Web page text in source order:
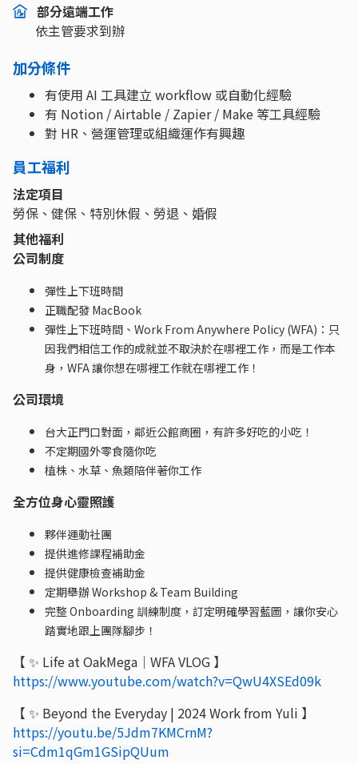
部分遠端工作
依主管要求到辦
加分條件
有使用 AI 工具建立 workflow 或自動化經驗
有 Notion / Airtable / Zapier / Make 等工具經驗
對 HR、營運管理或組織運作有興趣
員工福利
法定項目
勞保、健保、特別休假、勞退、婚假
其他福利
公司制度
彈性上下班時間
正職配發 MacBook
彈性上下班時間、Work From Anywhere Policy (WFA)：只
因我們相信工作的成就並不取決於在哪裡工作，而是工作本
身，WFA 讓你想在哪裡工作就在哪裡工作！
公司環境
台大正門口對面，鄰近公館商圈，有許多好吃的小吃！
不定期國外零食隨你吃
植株、水草、魚類陪伴著你工作
全方位身心靈照護
夥伴運動社團
提供進修課程補助金
提供健康檢查補助金
定期舉辦 Workshop & Team Building
完整 Onboarding 訓練制度，訂定明確學習藍圖，讓你安心
踏實地跟上團隊腳步！
【 ✨ Life at OakMega｜WFA VLOG 】
https://www.youtube.com/watch?v=QwU4XSEd09k
【 ✨ Beyond the Everyday | 2024 Work from Yuli 】
https://youtu.be/5Jdm7KMCrnM?
si=Cdm1qGm1GSipQUum